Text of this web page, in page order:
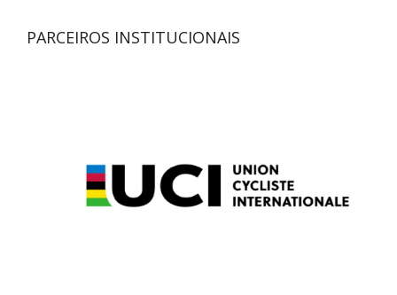
PARCEIROS INSTITUCIONAIS